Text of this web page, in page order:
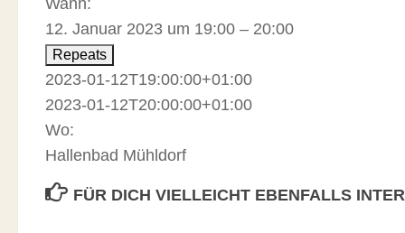
Wann:
12. Januar 2023 um 19:00 – 20:00
Repeats
2023-01-12T19:00:00+01:00
2023-01-12T20:00:00+01:00
Wo:
Hallenbad Mühldorf
FÜR DICH VIELLEICHT EBENFALLS